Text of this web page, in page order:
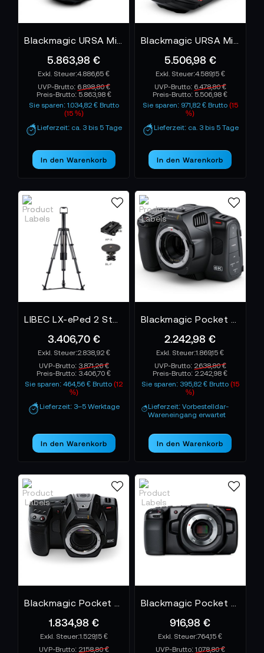
5.863,98 €
4.886,65 €
UVP-Brutto: 6.898,80 €
Preis-Brutto: 5.863,98 €
Sie sparen: 1.034,82 € Brutto
(15 %)
Lieferzeit: ca. 3 bis 5 Tage
In den Warenkorb
5.506,98 €
4.589,15 €
UVP-Brutto: 6.478,80 €
Preis-Brutto: 5.506,98 €
Sie sparen: 971,82 € Brutto (15
%)
Lieferzeit: ca. 3 bis 5 Tage
In den Warenkorb
3.406,70 €
2.838,92 €
UVP-Brutto: 3.871,26 €
Preis-Brutto: 3.406,70 €
Sie sparen: 464,56 € Brutto(12
%)
Lieferzeit: 3–5 Werktage
In den Warenkorb
2.242,98 €
1.869,15 €
UVP-Brutto: 2.638,80 €
Preis-Brutto: 2.242,98 €
Sie sparen: 395,82 € Brutto (15
%)
Lieferzeit: Vorbestelldar-
Wareneingang erwartet
In den Warenkorb
1.834,98 €
1.529,15 €
UVP-Brutto: 2.158,80 €
916,98 €
764,15 €
UVP-Brutto: 1.078,80 €